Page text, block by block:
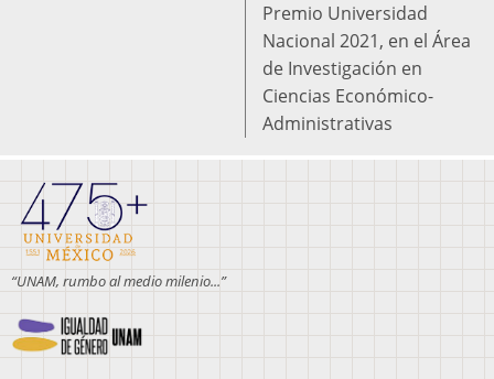
Premio Universidad
Nacional 2021, en el Área
de Investigación en
Ciencias Económico-
Administrativas
“UNAM, rumbo al medio milenio...”